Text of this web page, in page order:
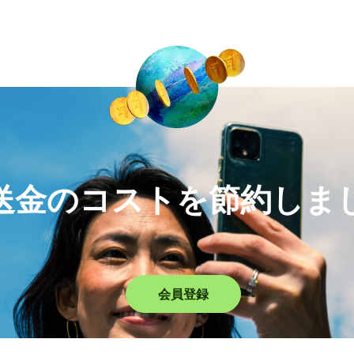
金のコストを節約しま
会員登録